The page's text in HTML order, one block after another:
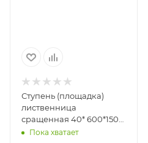
Ступень (площадка)
лиственница
сращенная 40* 600*1500
мм (сорт А)
Пока хватает